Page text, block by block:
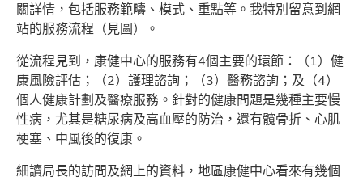
關詳情，包括服務範疇、模式、重點等。我特別留意到網
站的服務流程（見圖）。
從流程見到，康健中心的服務有4個主要的環節：（1）健
康風險評估；（2）護理諮詢；（3）醫務諮詢；及（4）
個人健康計劃及醫療服務。針對的健康問題是幾種主要慢
性病，尤其是糖尿病及高血壓的防治，還有髖骨折、心肌
梗塞、中風後的復康。
細讀局長的訪問及網上的資料，地區康健中心看來有幾個